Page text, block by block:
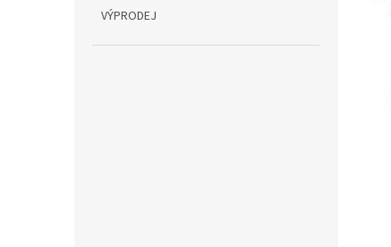
VÝPRODEJ
ergonomický podstavec